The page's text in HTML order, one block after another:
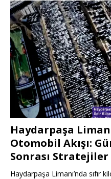
Haydarpaşa
Otomobil Akışı:
Sonrası Stratejiler
Haydarpaşa Limanı’nda sıfır